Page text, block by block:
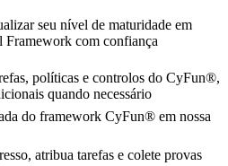
seu nível de maturidade em
Framework com confiança
políticas e controlos do CyFun®,
quando necessário
do framework CyFun® em nossa
atribua tarefas e colete provas